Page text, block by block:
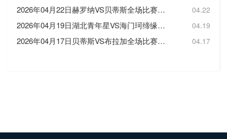
2026年04月22日赫罗纳VS贝蒂斯全场比赛录像回放 04.22
2026年04月19日湖北青年星VS海门珂缔缘全场比赛录像回放 04.19
2026年04月17日贝蒂斯VS布拉加全场比赛录像回放 04.17